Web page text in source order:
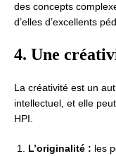
des concepts
d’elles d’excellents
4. Une
La créativité est un
intellectuel, et elle
HPI.
L’originalité : les